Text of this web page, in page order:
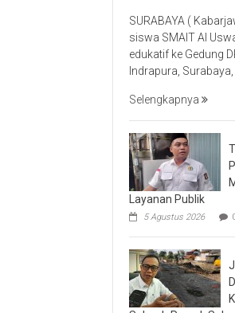
SURABAYA (
siswa SMAIT Al
edukatif ke Gedung
Indrapura,
Selengkapnya
Layanan Publik
5 Agustus 2026